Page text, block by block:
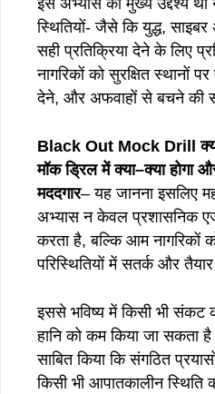
स्थितियों- जैसे कि युद्ध,
सही प्रतिक्रिया देने के लिए
नागरिकों को सुरक्षित स्थानों
देने, और अफवाहों से बचने की
Black Out Mock Drill
मॉक ड्रिल में क्या–क्या होगा
मददगार– यह जानना इसलिए
अभ्यास न केवल प्रशासनिक
करता है, बल्कि आम नागरिकों
परिस्थितियों में सतर्क और
इससे भविष्य में किसी भी संकट
हानि को कम किया जा सकता
साबित किया कि संगठित
किसी भी आपातकालीन स्थिति